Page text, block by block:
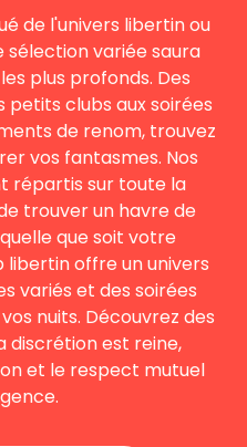
de l'univers libertin ou
sélection variée saura
plus profonds. Des
clubs aux soirées
de renom, trouvez
vos fantasmes. Nos
répartis sur toute la
trouver un havre de
que soit votre
libertin offre un univers
variés et des soirées
nuits. Découvrez des
discrétion est reine,
et le respect mutuel